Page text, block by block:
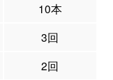
10本
3回
2回